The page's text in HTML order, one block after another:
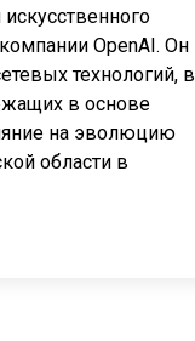
OpenAI. Он
технологий, в
в основе
на эволюцию
области в